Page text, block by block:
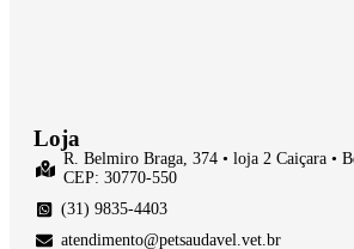
Loja
R. Belmiro Braga, 374 • loja 2 Caiçara •
CEP: 30770-550
(31) 9835-4403
atendimento@petsaudavel.vet.br